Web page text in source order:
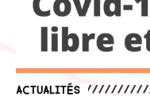
Actualités